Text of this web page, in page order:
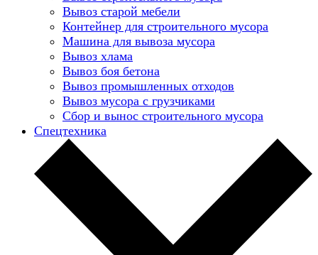
Вывоз старой мебели
Контейнер для строительного мусора
Машина для вывоза мусора
Вывоз хлама
Вывоз боя бетона
Вывоз промышленных отходов
Вывоз мусора с грузчиками
Сбор и вынос строительного мусора
Спецтехника